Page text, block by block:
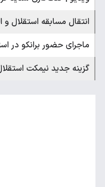
انتقال مسابقه استقلال
ماجرای حضور برانکو
گزینه جدید نیمکت